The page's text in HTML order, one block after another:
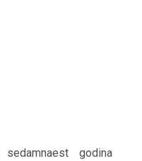
godina